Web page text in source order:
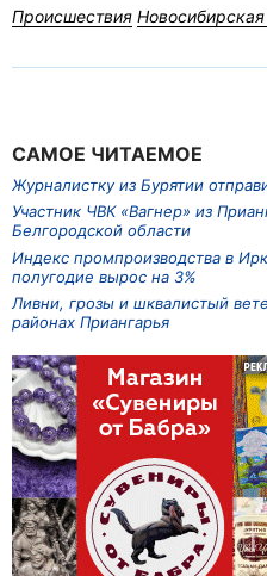
Происшествия Новосибирская
САМОЕ ЧИТАЕМОЕ
Журналистку из Бурятии
Участник ЧВК «Вагнер» из
Белгородской области
Индекс промпроизводства в
полугодие вырос на 3%
Ливни, грозы и шквалистый
районах Приангарья